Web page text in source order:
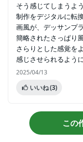
そう感じてしまうよ
制作をデジタルに転
画風が、デッサンプ
簡略されたさっぱり
さらりとした感覚を
感じさせられるよう
2025/04/13
いいね(3)
この